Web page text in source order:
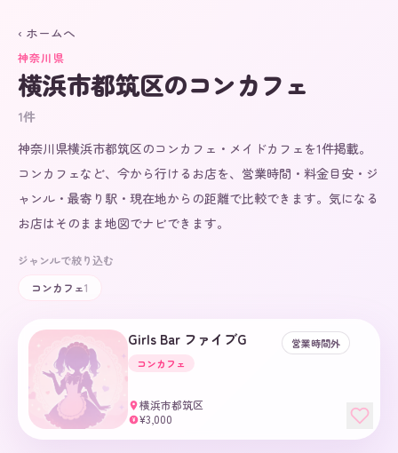
‹ ホームへ
神奈川県
横浜市都筑区のコンカフェ
1件
神奈川県横浜市都筑区のコンカフェ・メイドカフェを1件掲載。
コンカフェなど、今から行けるお店を、営業時間・料金目安・ジ
ャンル・最寄り駅・現在地からの距離で比較できます。気になる
お店はそのまま地図でナビできます。
ジャンルで絞り込む
コンカフェ1
Girls Bar ファイブG
営業時間外
コンカフェ
横浜市都筑区
¥ ¥3,000